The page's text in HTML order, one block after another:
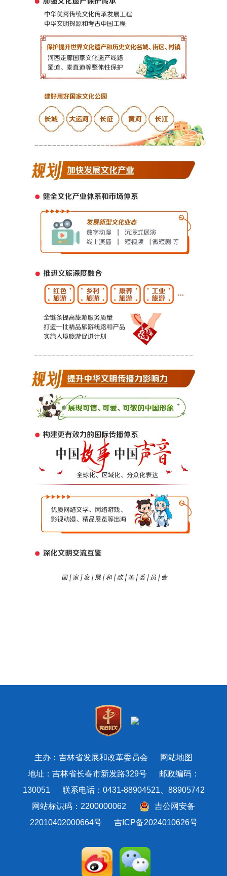
主办：吉林省发展和改革委员会
网站地图
地址：吉林省长春市新发路329号 邮政编码：
130051 联系电话：0431-88904521、88905742
网站标识码：2200000062
吉公网安备
22010402000664号
吉ICP备2024010626号